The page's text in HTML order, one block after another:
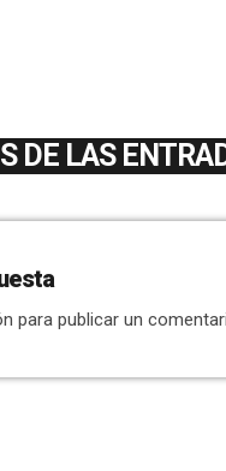
DE LAS
para publicar un